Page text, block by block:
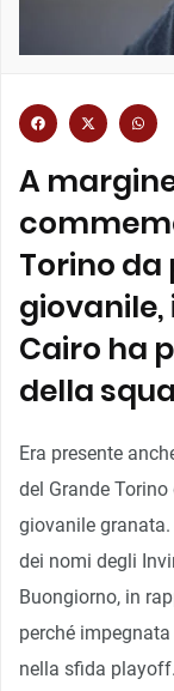
A
Torino
giovanile,
Cairo ha
della
Era presente
del Grande
giovanile
dei nomi degli
Buongiorno, in
perché
nella sfida